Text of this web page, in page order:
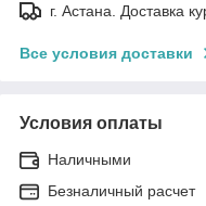
г. Астана. Доставка
Все условия доставки
Условия оплаты
Наличными
Безналичный расчет